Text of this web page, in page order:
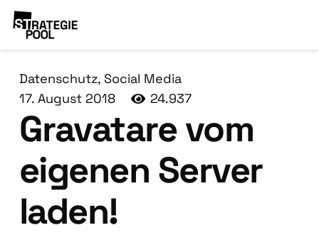
Datenschutz, Social Media
17. August 2018
24.937
Grava­tare vom
eige­nen Ser­ver
laden!